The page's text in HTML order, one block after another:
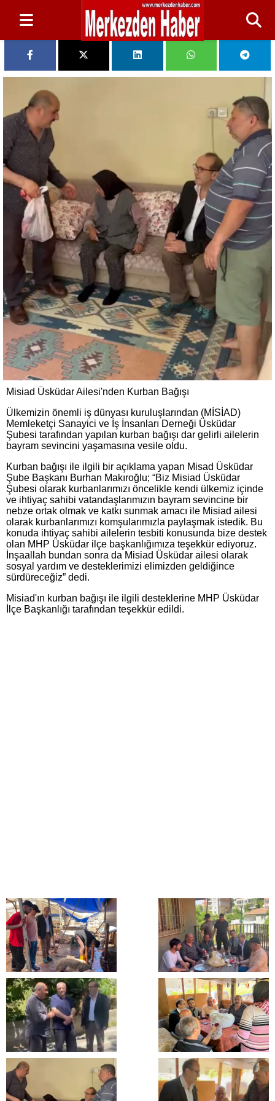
Misiad Üsküdar Ailesi'nden Kurban Bağışı
Ülkemizin önemli iş dünyası kuruluşlarından (MİSİAD)
Memleketçi Sanayici ve İş İnsanları Derneği Üsküdar
Şubesi tarafından yapılan kurban bağışı dar gelirli ailelerin
bayram sevincini yaşamasına vesile oldu.
Kurban bağışı ile ilgili bir açıklama yapan Misad Üsküdar
Şube Başkanı Burhan Makıroğlu; “Biz Misiad Üsküdar
Şubesi olarak kurbanlarımızı öncelikle kendi ülkemiz içinde
ve ihtiyaç sahibi vatandaşlarımızın bayram sevincine bir
nebze ortak olmak ve katkı sunmak amacı ile Misiad ailesi
olarak kurbanlarımızı komşularımızla paylaşmak istedik. Bu
konuda ihtiyaç sahibi ailelerin tesbiti konusunda bize destek
olan MHP Üsküdar ilçe başkanlığımıza teşekkür ediyoruz.
İnşaallah bundan sonra da Misiad Üsküdar ailesi olarak
sosyal yardım ve desteklerimizi elimizden geldiğince
sürdüreceğiz” dedi.
Misiad'ın kurban bağışı ile ilgili desteklerine MHP Üsküdar
İlçe Başkanlığı tarafından teşekkür edildi.